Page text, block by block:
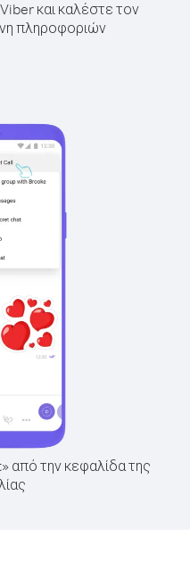
και καλέστε τον
πληροφοριών
από την κεφαλίδα της